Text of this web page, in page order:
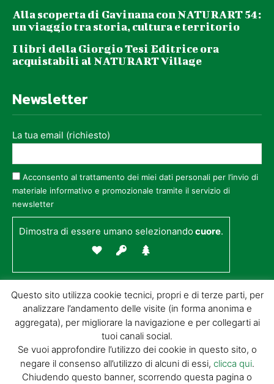
Alla scoperta di Gavinana con NATURART 54:
un viaggio tra storia, cultura e territorio
I libri della Giorgio Tesi Editrice ora
acquistabili al NATURART Village
Newsletter
La tua email (richiesto)
Acconsento al trattamento dei miei dati personali per l’invio di
materiale informativo e promozionale tramite il servizio di
newsletter
Dimostra di essere umano selezionandocuore.
© GIORGIO TESI EDITRICE S.R.L. | P.IVA
Questo sito utilizza cookie tecnici, propri e di terze parti, per
analizzare l’andamento delle visite (in forma anonima e
aggregata), per migliorare la navigazione e per collegarti ai
tuoi canali social.
Se vuoi approfondire l’utilizzo dei cookie in questo sito, o
negare il consenso all’utilizzo di alcuni di essi, clicca qui.
Chiudendo questo banner, scorrendo questa pagina o